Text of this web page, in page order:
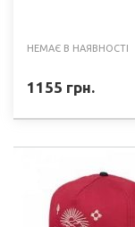
НЕМАЄ В НАЯВНОСТІ
1155 грн.